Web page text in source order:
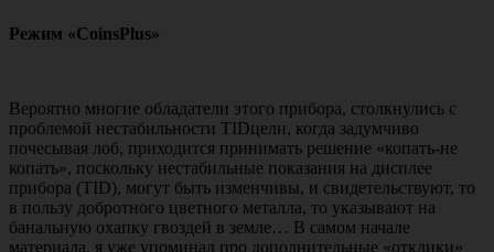
Режим «CoinsPlus»
Вероятно многие обладатели этого прибора, столкнулись с
проблемой нестабильности TIDцели, когда задумчиво
почесывая лоб, приходится принимать решение «копать-не
копать», поскольку нестабильные показания на дисплее
прибора (TID), могут быть изменчивы, и свидетельствуют, то
в пользу добротного цветного металла, то указывают на
банальную охапку гвоздей в земле… В самом начале
материала, я уже упоминал про дополнительные «отклики»